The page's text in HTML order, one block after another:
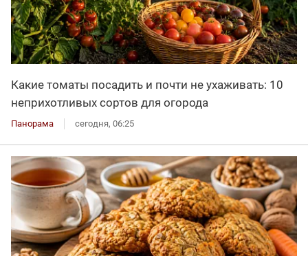
Какие томаты посадить и почти не ухаживать: 10
неприхотливых сортов для огорода
Панорама сегодня, 06:25